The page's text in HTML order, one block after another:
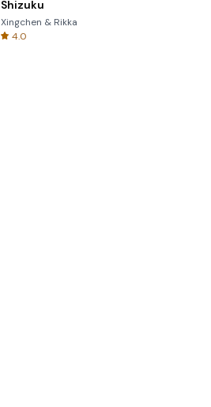
Shizuku
Xingchen & Rikka
4.0